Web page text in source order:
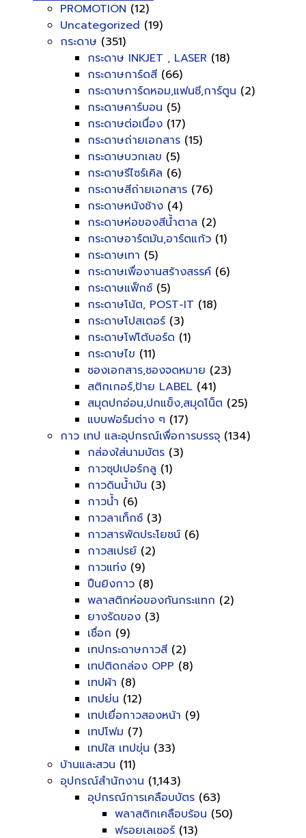
PROMOTION (12)
Uncategorized (19)
กระดาษ (351)
กระดาษ INKJET , LASER (18)
กระดาษการ์ดสี (66)
กระดาษการ์ดหอม,แฟนซี,การ์ตูน (2)
กระดาษคาร์บอน (5)
กระดาษต่อเนื่อง (17)
กระดาษถ่ายเอกสาร (15)
กระดาษบวกเลข (5)
กระดาษรีไซร์เคิล (6)
กระดาษสีถ่ายเอกสาร (76)
กระดาษหนังช้าง (4)
กระดาษห่อของสีน้ำตาล (2)
กระดาษอาร์ตมัน,อาร์ตแก้ว (1)
กระดาษเทา (5)
กระดาษเพื่องานสร้างสรรค์ (6)
กระดาษแฟ็กซ์ (5)
กระดาษโน้ต, POST-IT (18)
กระดาษโปสเตอร์ (3)
กระดาษโฟโต้บอร์ด (1)
กระดาษไข (11)
ซองเอกสาร,ซองจดหมาย (23)
สติกเกอร์,ป้าย LABEL (41)
สมุดปกอ่อน,ปกแข็ง,สมุดโน็ต (25)
แบบฟอร์มต่าง ๆ (17)
กาว เทป และอุปกรณ์เพื่อการบรรจุ (134)
กล่องใส่นามบัตร (3)
กาวซุปเปอร์กลู (1)
กาวดินน้ำมัน (3)
กาวน้ำ (6)
กาวลาเท็กซ์ (3)
กาวสารพัดประโยชน์ (6)
กาวสเปรย์ (2)
กาวแท่ง (9)
ปืนยิงกาว (8)
พลาสติกห่อของกันกระแทก (2)
ยางรัดของ (3)
เชื่อก (9)
เทปกระดาษกาวสี (2)
เทปติดกล่อง OPP (8)
เทปผ้า (8)
เทปย่น (12)
เทปเยื่อกาวสองหน้า (9)
เทปโฟม (7)
เทปใส เทปขุ่น (33)
บ้านและสวน (11)
อุปกรณ์สำนักงาน (1,143)
อุปกรณ์การเคลือบบัตร (63)
พลาสติกเคลือบร้อน (50)
ฟรอยเลเซอร์ (13)